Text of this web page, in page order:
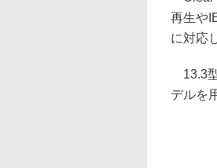
再生や
に対応
13.3
デルを